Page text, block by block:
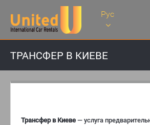
Рус
ТРАНСФЕР В КИЕВЕ
Трансфер в Киеве — услуга